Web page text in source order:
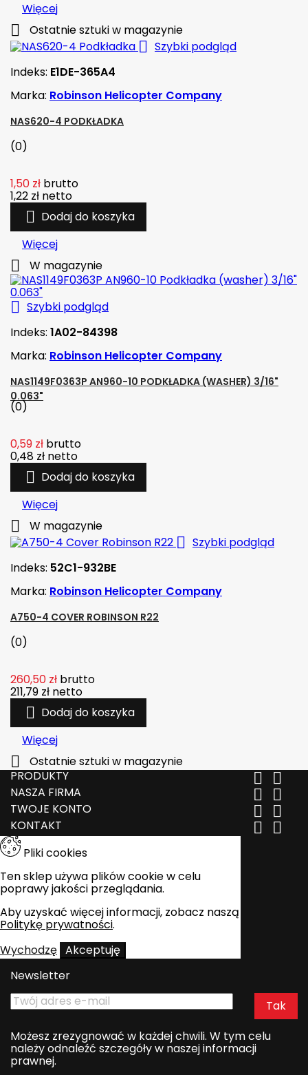
Więcej
 Ostatnie sztuki w magazynie
 Szybki podgląd
Indeks: E1DE-365A4
Marka: Robinson Helicopter Company
NAS620-4 PODKŁADKA
(0)
1,50 zł brutto
1,22 zł netto
 Dodaj do koszyka
Więcej
 W magazynie
 Szybki podgląd
Indeks: 1A02-84398
Marka: Robinson Helicopter Company
NAS1149F0363P AN960-10 PODKŁADKA (WASHER) 3/16"
0.063"
(0)
0,59 zł brutto
0,48 zł netto
 Dodaj do koszyka
Więcej
 W magazynie
 Szybki podgląd
Indeks: 52C1-932BE
Marka: Robinson Helicopter Company
A750-4 COVER ROBINSON R22
(0)
260,50 zł brutto
211,79 zł netto
 Dodaj do koszyka
Więcej

Ostatnie sztuki w magazynie
PRODUKTY
 
NASZA FIRMA  
TWOJE KONTO  
KONTAKT  
Pliki cookies
Ten sklep używa plików cookie w celu
poprawy jakości przeglądania.
Aby uzyskać więcej informacji, zobacz naszą
Politykę prywatności.
Wychodzę Akceptuję
Newsletter
Możesz zrezygnować w każdej chwili. W tym celu
należy odnaleźć szczegóły w naszej informacji
prawnej.